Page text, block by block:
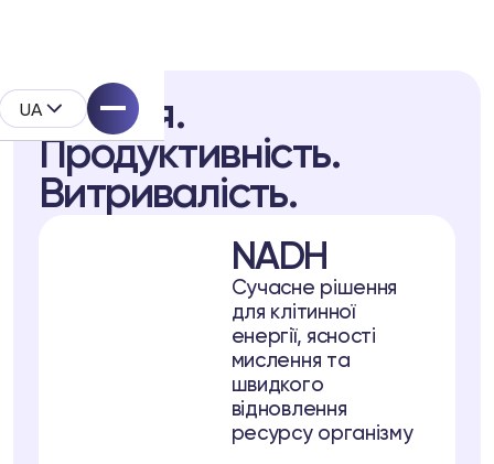
UAЕнергія.
Продуктивність.
Витривалість.
NADH
Сучасне рішення
для клітинної
енергії, ясності
мислення та
швидкого
відновлення
ресурсу організму